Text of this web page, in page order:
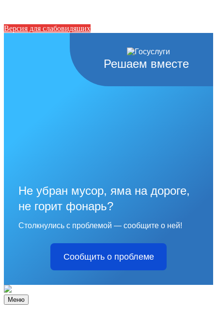
Версия для слабовидящих
Решаем вместе
Не убран мусор, яма на дороге,
не горит фонарь?
Столкнулись с проблемой — сообщите о ней!
Сообщить о проблеме
Меню